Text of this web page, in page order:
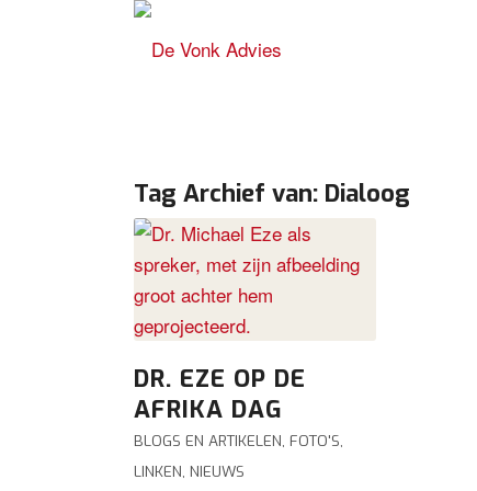
Tag Archief van: Dialoog
DR. EZE OP DE
AFRIKA DAG
BLOGS EN ARTIKELEN, FOTO'S,
LINKEN, NIEUWS